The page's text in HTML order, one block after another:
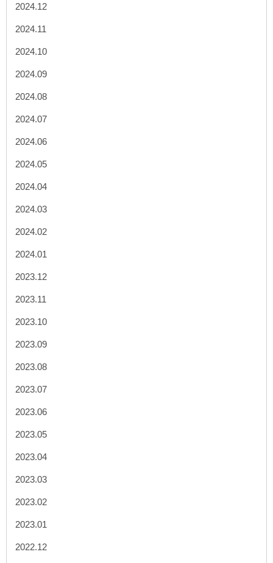
2024.12
2024.11
2024.10
2024.09
2024.08
2024.07
2024.06
2024.05
2024.04
2024.03
2024.02
2024.01
2023.12
2023.11
2023.10
2023.09
2023.08
2023.07
2023.06
2023.05
2023.04
2023.03
2023.02
2023.01
2022.12